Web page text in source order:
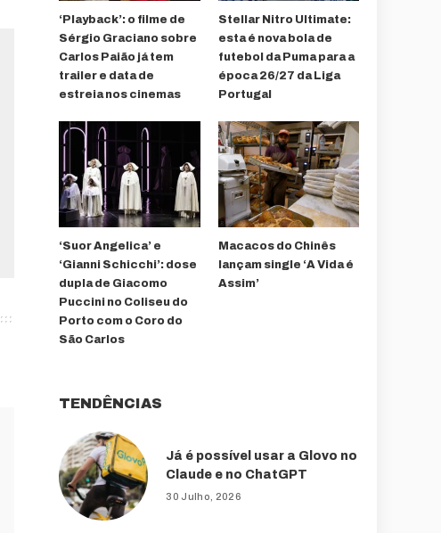
‘Playback’: o filme de
Sérgio Graciano sobre
Carlos Paião já tem
trailer e data de
estreia nos cinemas
Stellar Nitro Ultimate:
esta é nova bola de
futebol da Puma para a
época 26/27 da Liga
Portugal
‘Suor Angelica’ e
‘Gianni Schicchi’: dose
dupla de Giacomo
Puccini no Coliseu do
Porto com o Coro do
São Carlos
Macacos do Chinês
lançam single ‘A Vida é
Assim’
TENDÊNCIAS
Já é possível usar a Glovo no
Claude e no ChatGPT
30 Julho, 2026